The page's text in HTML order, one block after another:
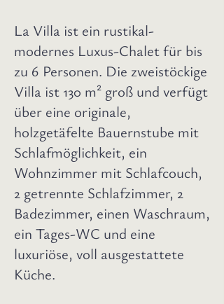
La Villa ist ein rustikal-
modernes Luxus-Chalet für bis
zu 6 Personen. Die zweistöckige
Villa ist 130 m² groß und verfügt
über eine originale,
holzgetäfelte Bauernstube mit
Schlafmöglichkeit, ein
Wohnzimmer mit Schlafcouch,
2 getrennte Schlafzimmer, 2
Badezimmer, einen Waschraum,
ein Tages-WC und eine
luxuriöse, voll ausgestattete
Küche.